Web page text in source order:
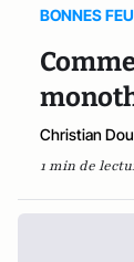
BONNES
Christian
1 min de